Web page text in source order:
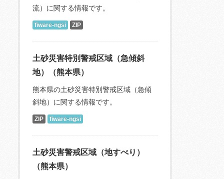
流）に関する情報です。
fiware-ngsi ZIP
土砂災害特別警戒区域（急傾斜
地）（熊本県）
熊本県の土砂災害特別警戒区域（急傾
斜地）に関する情報です。
ZIP fiware-ngsi
土砂災害警戒区域（地すべり）
（熊本県）